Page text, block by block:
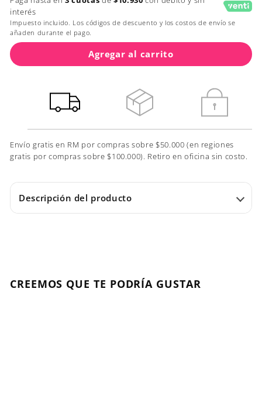
interés
Impuesto incluido. Los códigos de descuento y los costos de envío se
añaden durante el pago.
Agregar al carrito
Envío gratis en RM por compras sobre $50.000 (en regiones
gratis por compras sobre $100.000). Retiro en oficina sin costo.
Descripción del producto
CREEMOS QUE TE PODRÍA GUSTAR